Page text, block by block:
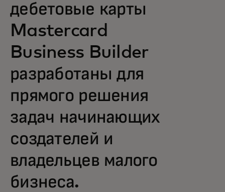
дебетовые карты
Mastercard
Business Builder
разработаны для
прямого решения
задач начинающих
создателей и
владельцев малого
бизнеса.